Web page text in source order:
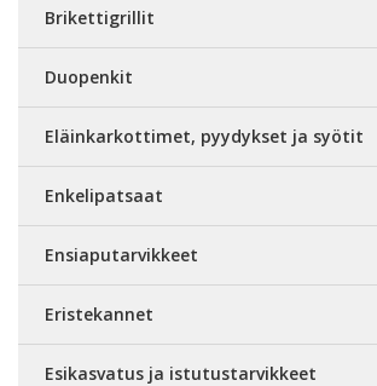
Brikettigrillit
Duopenkit
Eläinkarkottimet, pyydykset ja syötit
Enkelipatsaat
Ensiaputarvikkeet
Eristekannet
Esikasvatus ja istutustarvikkeet